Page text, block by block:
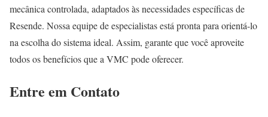
mecânica controlada, adaptados às necessidades específicas de
Resende. Nossa equipe de especialistas está pronta para orientá-lo
na escolha do sistema ideal. Assim, garante que você aproveite
todos os benefícios que a VMC pode oferecer.
Entre em Contato